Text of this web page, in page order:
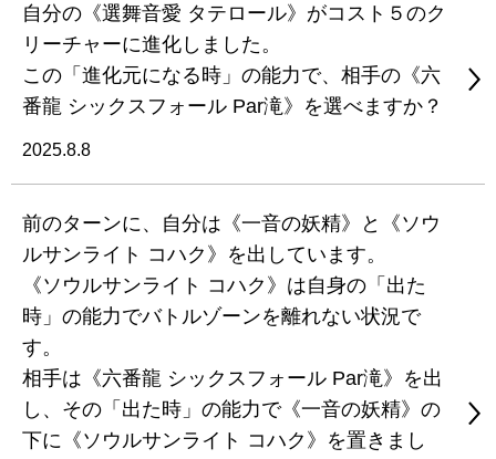
自分の《選舞音愛 タテロール》がコスト５のク
リーチャーに進化しました。
この「進化元になる時」の能力で、相手の《六
番龍 シックスフォール Par滝》を選べますか？
2025.8.8
前のターンに、自分は《一音の妖精》と《ソウ
ルサンライト コハク》を出しています。
《ソウルサンライト コハク》は自身の「出た
時」の能力でバトルゾーンを離れない状況で
す。
相手は《六番龍 シックスフォール Par滝》を出
し、その「出た時」の能力で《一音の妖精》の
下に《ソウルサンライト コハク》を置きまし